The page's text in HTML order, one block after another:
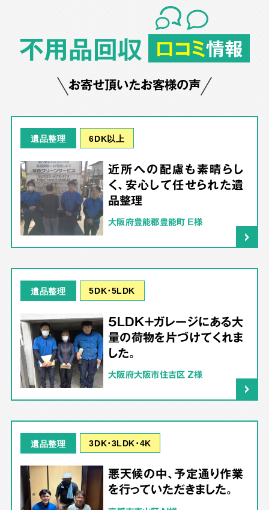
不用品回収 口コミ情報
お寄せ頂いたお客様の声
遺品整理 6DK以上
近所への配慮も素晴らし
く、安心して任せられた遺
品整理
大阪府豊能郡豊能町 E様
遺品整理 5DK･5LDK
5LDK＋ガレージにある大
量の荷物を片づけてくれま
した。
大阪府大阪市住吉区 Z様
遺品整理 3DK･3LDK･4K
悪天候の中、予定通り作業
を行っていただきました。